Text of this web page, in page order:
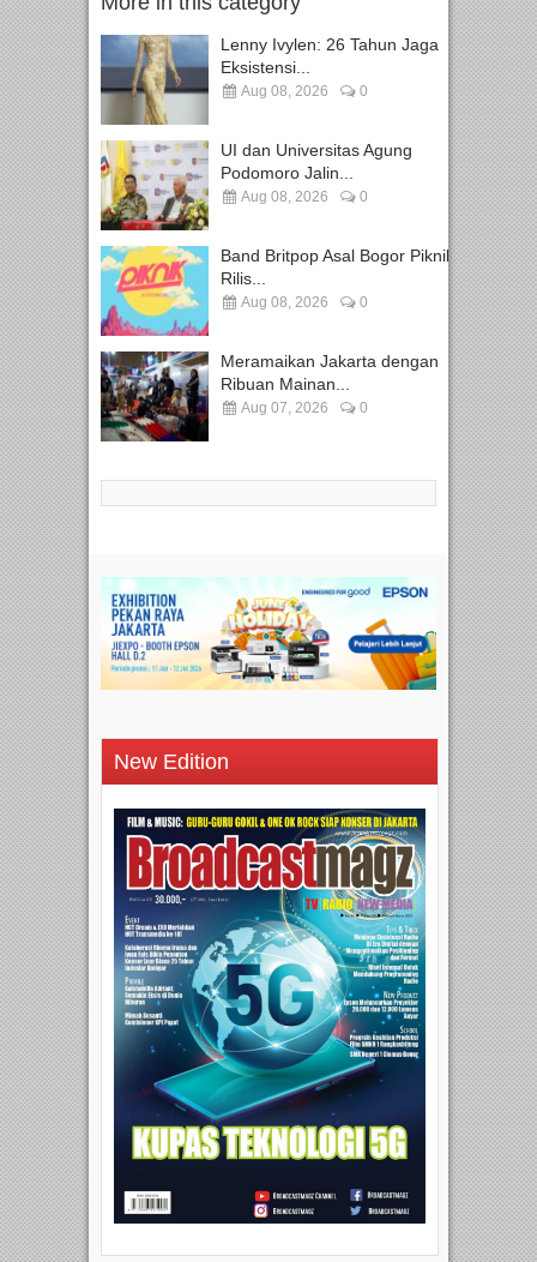
Lenny Ivylen: 26 Tahun Jaga
Eksistensi...
Aug 08, 2026 0
UI dan Universitas Agung
Podomoro Jalin...
Aug 08, 2026 0
Band Britpop Asal Bogor Piknik
Rilis...
Aug 08, 2026 0
Meramaikan Jakarta dengan
Ribuan Mainan...
Aug 07, 2026 0
New Edition